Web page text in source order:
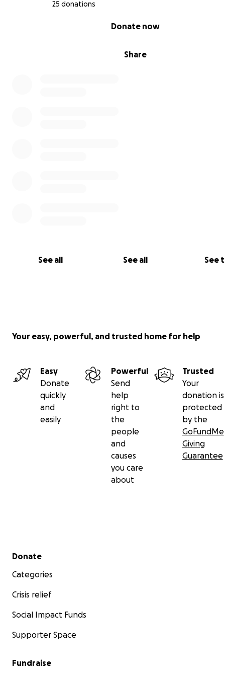
25 donations
Share
Donate now
See all See all See
Your easy, powerful, and trusted home for help
Easy
Donate
quickly
and
easily
Powerful
Send
help
right to
the
people
and
causes
you care
about
Trusted
Your
donation is
protected
by the
GoFundMe
Giving
Guarantee
Secondary menu
Donate
Categories
Crisis relief
Social Impact Funds
Supporter Space
Fundraise